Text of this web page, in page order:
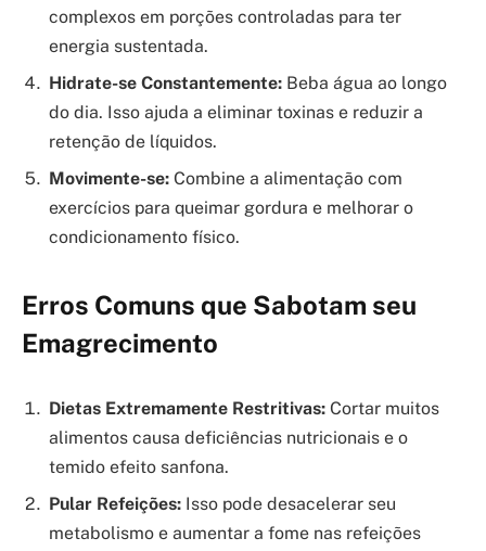
complexos em porções controladas para ter
energia sustentada.
Hidrate-se Constantemente: Beba água ao longo
do dia. Isso ajuda a eliminar toxinas e reduzir a
retenção de líquidos.
Movimente-se: Combine a alimentação com
exercícios para queimar gordura e melhorar o
condicionamento físico.
Erros Comuns que Sabotam seu
Emagrecimento
Dietas Extremamente Restritivas: Cortar muitos
alimentos causa deficiências nutricionais e o
temido efeito sanfona.
Pular Refeições: Isso pode desacelerar seu
metabolismo e aumentar a fome nas refeições